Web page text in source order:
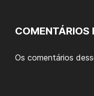
COMENTÁRIOS
Os comentários